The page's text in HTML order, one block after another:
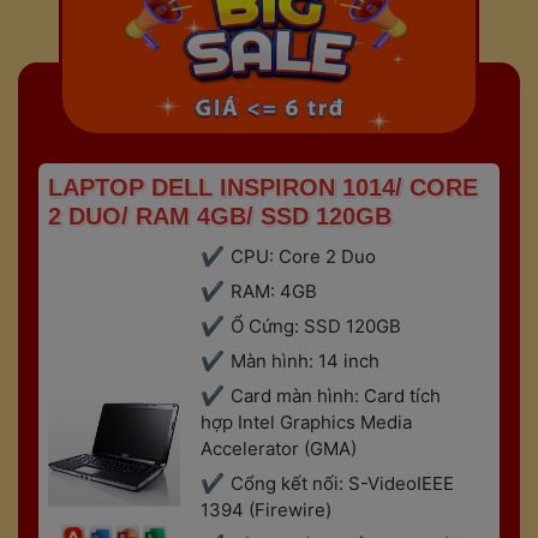
LAPTOP DELL INSPIRON 1014/ CORE
2 DUO/ RAM 4GB/ SSD 120GB
CPU: Core 2 Duo
RAM: 4GB
Ổ Cứng: SSD 120GB
Màn hình: 14 inch
Card màn hình: Card tích
hợp Intel Graphics Media
Accelerator (GMA)
Cổng kết nối: S-VideoIEEE
1394 (Firewire)